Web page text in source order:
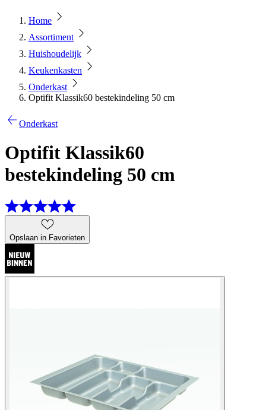
Home
Assortiment
Huishoudelijk
Keukenkasten
Onderkast
Optifit Klassik60 bestekindeling 50 cm
Onderkast
Optifit Klassik60
bestekindeling 50 cm
Opslaan in Favorieten